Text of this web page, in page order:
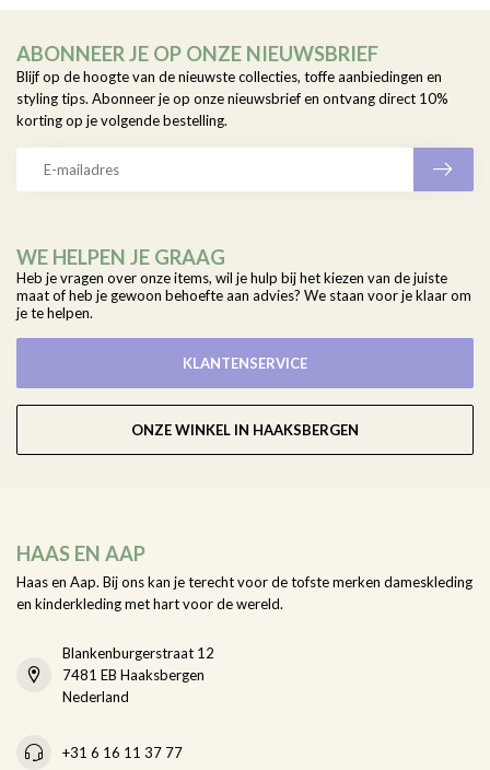
WE HELPEN JE GRAAG
Heb je vragen over onze items, wil je hulp bij het kiezen van de juiste
maat of heb je gewoon behoefte aan advies? We staan voor je klaar om
je te helpen.
KLANTENSERVICE
ONZE WINKEL IN HAAKSBERGEN
ABONNEER JE OP ONZE NIEUWSBRIEF
Blijf op de hoogte van de nieuwste collecties, toffe aanbiedingen en
styling tips. Abonneer je op onze nieuwsbrief en ontvang direct 10%
korting op je volgende bestelling.
HAAS EN AAP
Haas en Aap. Bij ons kan je terecht voor de tofste merken dameskleding
en kinderkleding met hart voor de wereld.
Blankenburgerstraat 12
7481 EB Haaksbergen
Nederland
+31 6 16 11 37 77